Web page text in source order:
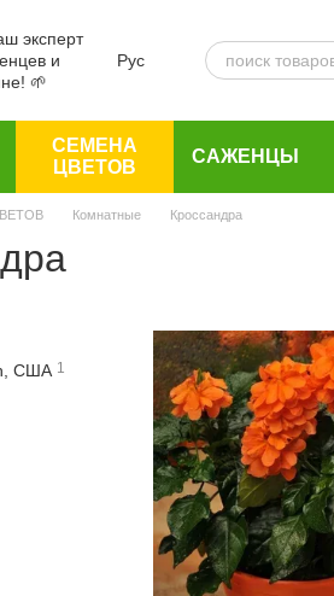
Рус
СЕМЕНА
ЦВЕТОВ
САЖЕНЦЫ
Комнатные Кроссандра
США 1